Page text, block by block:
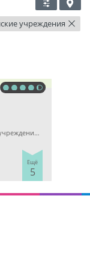
учреждения ×
Детская клиника, Прочие медицинские учреждения, Гинекология
Ещё
5